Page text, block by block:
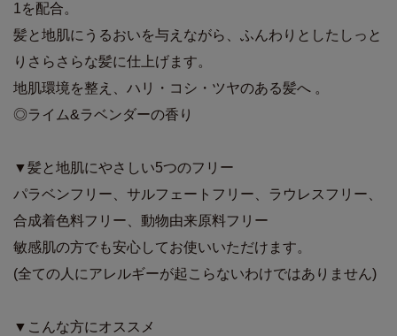
1を配合。
髪と地肌にうるおいを与えながら、ふんわりとしたしっと
りさらさらな髪に仕上げます。
地肌環境を整え、ハリ・コシ・ツヤのある髪へ 。
◎ライム&ラベンダーの香り
▼髪と地肌にやさしい5つのフリー
パラベンフリー、サルフェートフリー、ラウレスフリー、
合成着色料フリー、動物由来原料フリー
敏感肌の方でも安心してお使いいただけます。
(全ての人にアレルギーが起こらないわけではありません)
▼こんな方にオススメ